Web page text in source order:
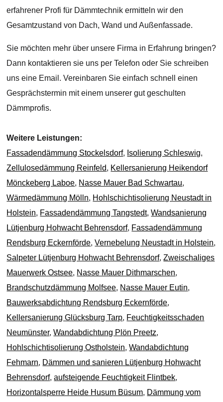
erfahrener Profi für Dämmtechnik ermitteln wir den
Gesamtzustand von Dach, Wand und Außenfassade.
Sie möchten mehr über unsere Firma in Erfahrung bringen?
Dann kontaktieren sie uns per Telefon oder Sie schreiben
uns eine Email. Vereinbaren Sie einfach schnell einen
Gesprächstermin mit einem unserer gut geschulten
Dämmprofis.
Weitere Leistungen:
Fassadendämmung Stockelsdorf, Isolierung Schleswig,
Zellulosedämmung Reinfeld, Kellersanierung Heikendorf
Mönckeberg Laboe, Nasse Mauer Bad Schwartau,
Wärmedämmung Mölln, Hohlschichtisolierung Neustadt in
Holstein, Fassadendämmung Tangstedt,Wandsanierung
Lütjenburg Hohwacht Behrensdorf, Fassadendämmung
Rendsburg Eckernförde,Vernebelung Neustadt in Holstein,
Salpeter Lütjenburg Hohwacht Behrensdorf,Zweischaliges
Mauerwerk Ostsee, Nasse Mauer Dithmarschen,
Brandschutzdämmung Molfsee, Nasse Mauer Eutin,
Bauwerksabdichtung Rendsburg Eckernförde,
Kellersanierung Glücksburg Tarp, Feuchtigkeitsschaden
Neumünster,Wandabdichtung Plön Preetz,
Hohlschichtisolierung Ostholstein,Wandabdichtung
Fehmarn, Dämmen und sanieren Lütjenburg Hohwacht
Behrensdorf,aufsteigende Feuchtigkeit Flintbek,
Horizontalsperre Heide Husum Büsum, Dämmung vom